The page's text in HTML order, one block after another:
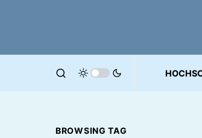
BROWSING TAG